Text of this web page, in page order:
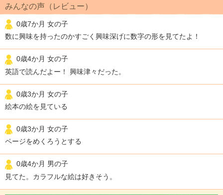
みんなの声（レビュー）
0歳7か月 女の子
数に興味を持ったのかすごく興味深げに数字の形を見てたよ！
0歳4か月 女の子
英語で読んだよー！ 興味津々だった。
0歳3か月 女の子
絵本の絵を見ている
0歳3か月 女の子
ページをめくろうとする
0歳4か月 男の子
見てた。カラフルな絵は好きそう。